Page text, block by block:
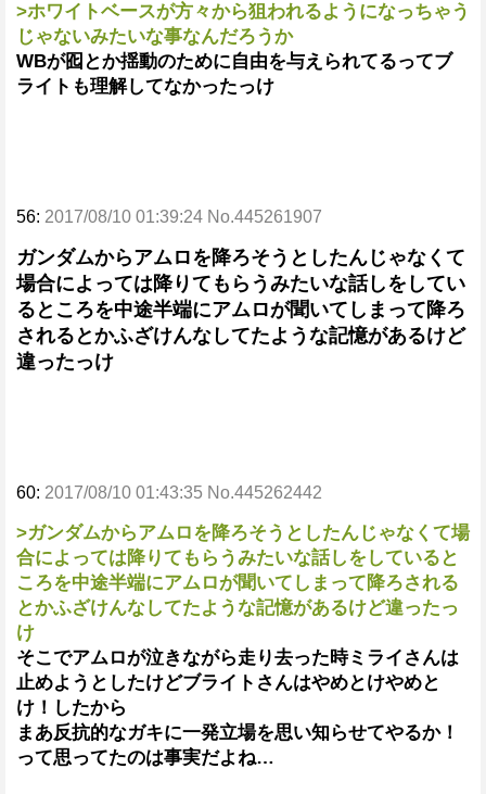
>ホワイトベースが方々から狙われるようになっちゃう
じゃないみたいな事なんだろうか
WBが囮とか揺動のために自由を与えられてるってブ
ライトも理解してなかったっけ
56: 2017/08/10 01:39:24 No.445261907
ガンダムからアムロを降ろそうとしたんじゃなくて
場合によっては降りてもらうみたいな話しをしてい
るところを中途半端にアムロが聞いてしまって降ろ
されるとかふざけんなしてたような記憶があるけど
違ったっけ
60: 2017/08/10 01:43:35 No.445262442
>ガンダムからアムロを降ろそうとしたんじゃなくて場
合によっては降りてもらうみたいな話しをしていると
ころを中途半端にアムロが聞いてしまって降ろされる
とかふざけんなしてたような記憶があるけど違ったっ
け
そこでアムロが泣きながら走り去った時ミライさんは
止めようとしたけどブライトさんはやめとけやめと
け！したから
まあ反抗的なガキに一発立場を思い知らせてやるか！
って思ってたのは事実だよね…